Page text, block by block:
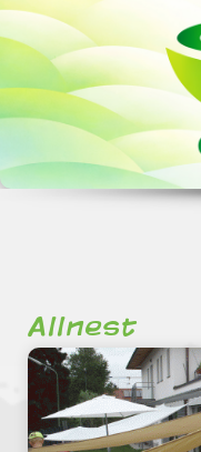
Allnest